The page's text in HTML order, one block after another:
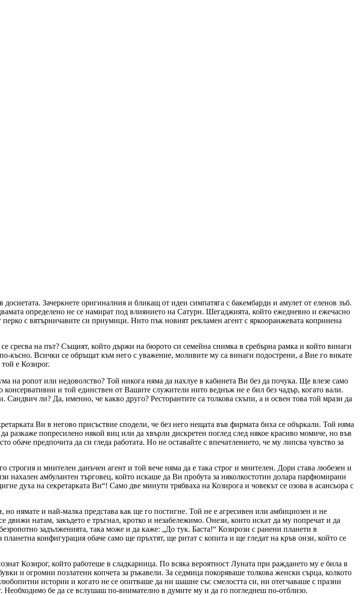
Зачеркнете оригиналния и бликащ от идеи симпатяга с бакембарди и амулет от еленов зъб.
определено не се намират под влиянието на Сатурн. Шегаджията, който ежедневно и ежечасно
с вятърничавите си приумици. Нито пък новият рекламен агент с яркооранжевата копринена
сресва на път? Същият, който държи на бюрото си семейна снимка в сребърна рамка и който винаги
късно. Всички се обръщат към него с уважение, моливите му са винаги подострени, а Вие го викате
е Козирог.
на ропот или недоволство? Той никога няма да нахлуе в кабинета Ви без да почука. Ще влезе само
и той единствен от Вашите служители нито веднъж не е бил без чадър, когато вали.
Сандвич ли? Да, именно, че какво друго? Ресторантите са толкова скъпи, а и освен това той мрази да
Ви в негово присъствие сподели, че без него нещата във фирмата биха се объркали. Той няма
разкаже попресилено някой виц или да хвърли дискретен поглед след някое красиво момиче, но във
предпочита да си гледа работата. Но не оставайте с впечатлението, че му липсва чувство за
и мнителен данъчен агент и той вече няма да е така строг и мнителен. Дори става любезен и
амбулантен търговец, който искаше да Ви пробута за няколкостотин долара парфюмирани
духа на секретарката Ви ! Само две минути трябваха на Козирога и човекът се озова в асансьора с
нямате и най-малка представа как ще го постигне. Той не е агресивен или амбициозен и не
натам, закъдето е тръгнал, кротко и незабележимо. Онези, които искат да му попречат и да
задълженията, така може и да каже:
До тук. Баста!
Козирози с ранени планети в
конфигурация обаче само ще пръхтят, ще ритат с копита и ще гледат на кръв онзи, който се
Козирог, който работеше в сладкарница. По всяка вероятност Луната при раждането му е била в
и огромни позлатени копчета за ръкавели. За седмица покоряваше толкова женски сърца, колкото
истории и когато не се опитваше да ни шашне със смелостта си, ни отегчаваше с празни
бе да се вслушаш по-внимателно в думите му и да го погледнеш по-отблизо.